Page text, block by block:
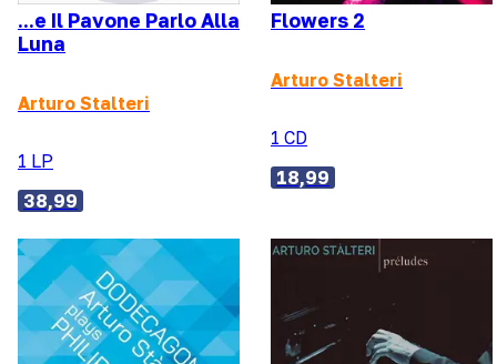
...e Il Pavone Parlo Alla
Luna
Arturo Stalteri
1 LP
38,99
Flowers 2
Arturo Stalteri
1 CD
18,99